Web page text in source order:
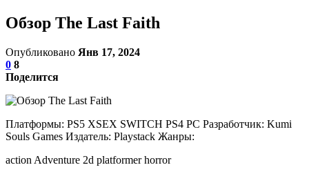
Обзор The Last Faith
Опубликовано Янв 17, 2024
0 8
Поделится
Платформы: PS5 XSEX SWITCH PS4 PC Разработчик: Kumi
Souls Games Издатель: Playstack Жанры:
action Adventure 2d platformer horror